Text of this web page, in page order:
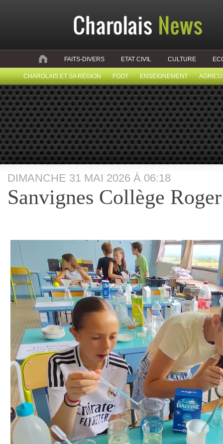
FAITS-DIVERS ETAT CIVIL CULTURE
CHAROLAIS ET SA RÉGION FOOT ENSEIGNEMENT
DIMANCHE 31 MAI 2026 À 06:18
Sanvignes Collège